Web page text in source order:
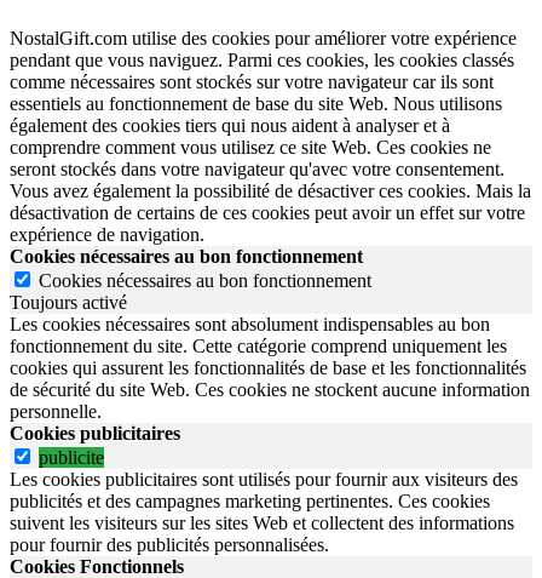
NostalGift.com utilise des cookies pour améliorer votre expérience
pendant que vous naviguez. Parmi ces cookies, les cookies classés
comme nécessaires sont stockés sur votre navigateur car ils sont
essentiels au fonctionnement de base du site Web. Nous utilisons
également des cookies tiers qui nous aident à analyser et à
comprendre comment vous utilisez ce site Web. Ces cookies ne
seront stockés dans votre navigateur qu'avec votre consentement.
Vous avez également la possibilité de désactiver ces cookies. Mais la
désactivation de certains de ces cookies peut avoir un effet sur votre
expérience de navigation.
Cookies nécessaires au bon fonctionnement
Cookies nécessaires au bon fonctionnement
Toujours activé
Les cookies nécessaires sont absolument indispensables au bon
fonctionnement du site. Cette catégorie comprend uniquement les
cookies qui assurent les fonctionnalités de base et les fonctionnalités
de sécurité du site Web. Ces cookies ne stockent aucune information
personnelle.
Cookies publicitaires
publicite
Les cookies publicitaires sont utilisés pour fournir aux visiteurs des
publicités et des campagnes marketing pertinentes. Ces cookies
suivent les visiteurs sur les sites Web et collectent des informations
pour fournir des publicités personnalisées.
Cookies Fonctionnels